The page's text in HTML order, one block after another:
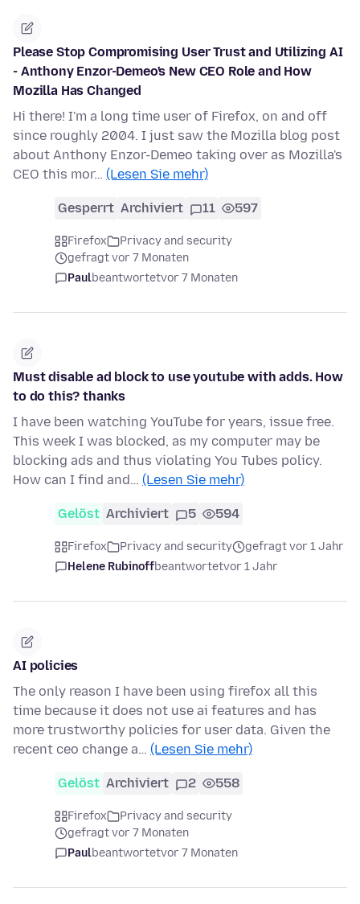
Please Stop Compromising User Trust and Utilizing AI
- Anthony Enzor-Demeo's New CEO Role and How
Mozilla Has Changed
Hi there! I'm a long time user of Firefox, on and off
since roughly 2004. I just saw the Mozilla blog post
about Anthony Enzor-Demeo taking over as Mozilla's
CEO this mor… (Lesen Sie mehr)
Gesperrt Archiviert 11 597
Firefox
Privacy and security
gefragt vor 7 Monaten
Paulbeantwortetvor 7 Monaten
Must disable ad block to use youtube with adds. How
to do this? thanks
I have been watching YouTube for years, issue free.
This week I was blocked, as my computer may be
blocking ads and thus violating You Tubes policy.
How can I find and… (Lesen Sie mehr)
Gelöst Archiviert 5 594
Firefox Privacy and security
gefragt vor 1 Jahr
Helene Rubinoffbeantwortetvor 1 Jahr
AI policies
The only reason I have been using firefox all this
time because it does not use ai features and has
more trustworthy policies for user data. Given the
recent ceo change a… (Lesen Sie mehr)
Gelöst Archiviert 2 558
Firefox
Privacy and security
gefragt vor 7 Monaten
Paulbeantwortetvor 7 Monaten